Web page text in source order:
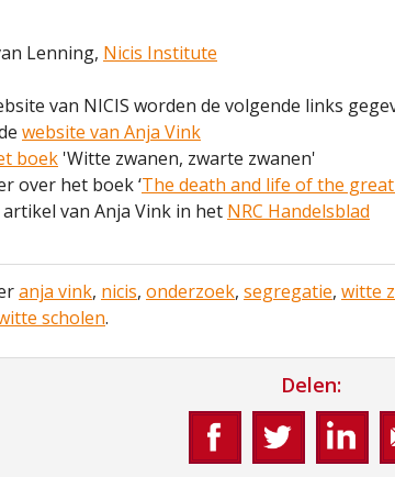
Lenning, Nicis Institute
van NICIS worden de volgende links
website van Anja Vink
boek 'Witte zwanen, zwarte zwanen'
over het boek ‘The death and life of the
van Anja Vink in het NRC Handelsblad
anja vink, nicis, onderzoek, segregatie, witte
scholen.
Delen: